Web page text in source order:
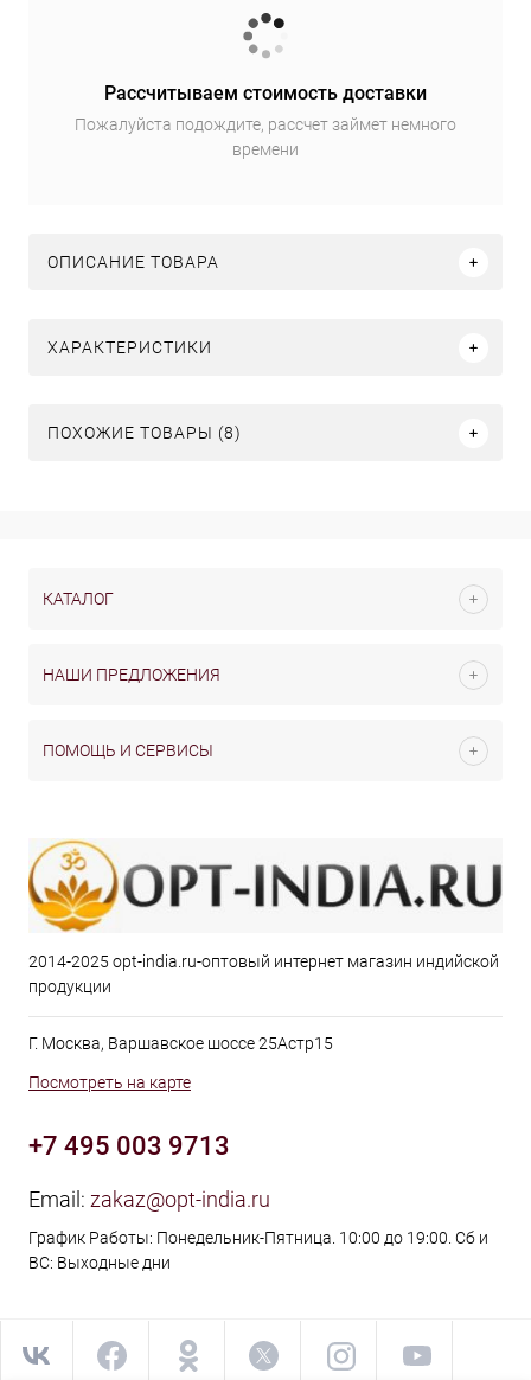
Рассчитываем стоимость доставки
Пожалуйста подождите, рассчет займет немного
времени
ОПИСАНИЕ ТОВАРА
ХАРАКТЕРИСТИКИ
ПОХОЖИЕ ТОВАРЫ (8)
КАТАЛОГ
НАШИ ПРЕДЛОЖЕНИЯ
ПОМОЩЬ И СЕРВИСЫ
2014-2025 opt-india.ru-оптовый интернет магазин индийской
продукции
Г. Москва, Варшавское шоссе 25Астр15
Посмотреть на карте
+7 495 003 9713
Email: zakaz@opt-india.ru
График Работы: Понедельник-Пятница. 10:00 до 19:00. Сб и
ВС: Выходные дни